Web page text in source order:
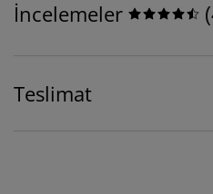
İncelemeler (
Teslimat